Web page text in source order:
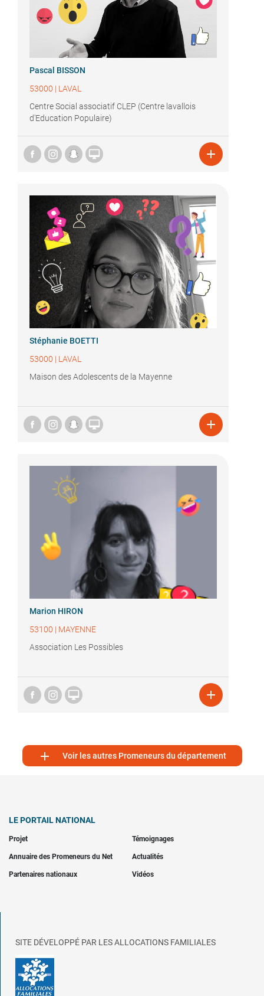
Pascal BISSON
53000 | LAVAL
Centre Social associatif CLEP (Centre lavallois
d'Education Populaire)
 
Stéphanie BOETTI
53000 | LAVAL
Maison des Adolescents de la Mayenne
 
Marion HIRON
53100 | MAYENNE
Association Les Possibles
 
 Voir les autres Promeneurs du département
LE PORTAIL NATIONAL
Projet Témoignages
Annuaire des Promeneurs du Net Actualités
Partenaires nationaux Vidéos
SITE DÉVELOPPÉ PAR LES ALLOCATIONS FAMILIALES